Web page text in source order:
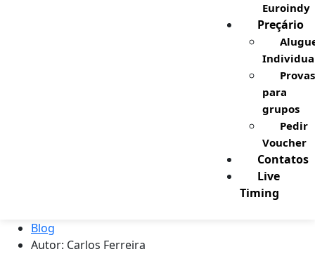
Euroindy
Preçário
Provas
para
grupos
Pedir
Voucher
Contatos
Live
Timing
Blog
Autor: Carlos Ferreira